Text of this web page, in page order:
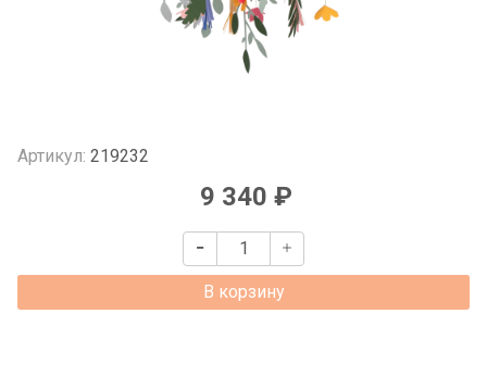
Артикул: 219232
9 340 ₽
В корзину